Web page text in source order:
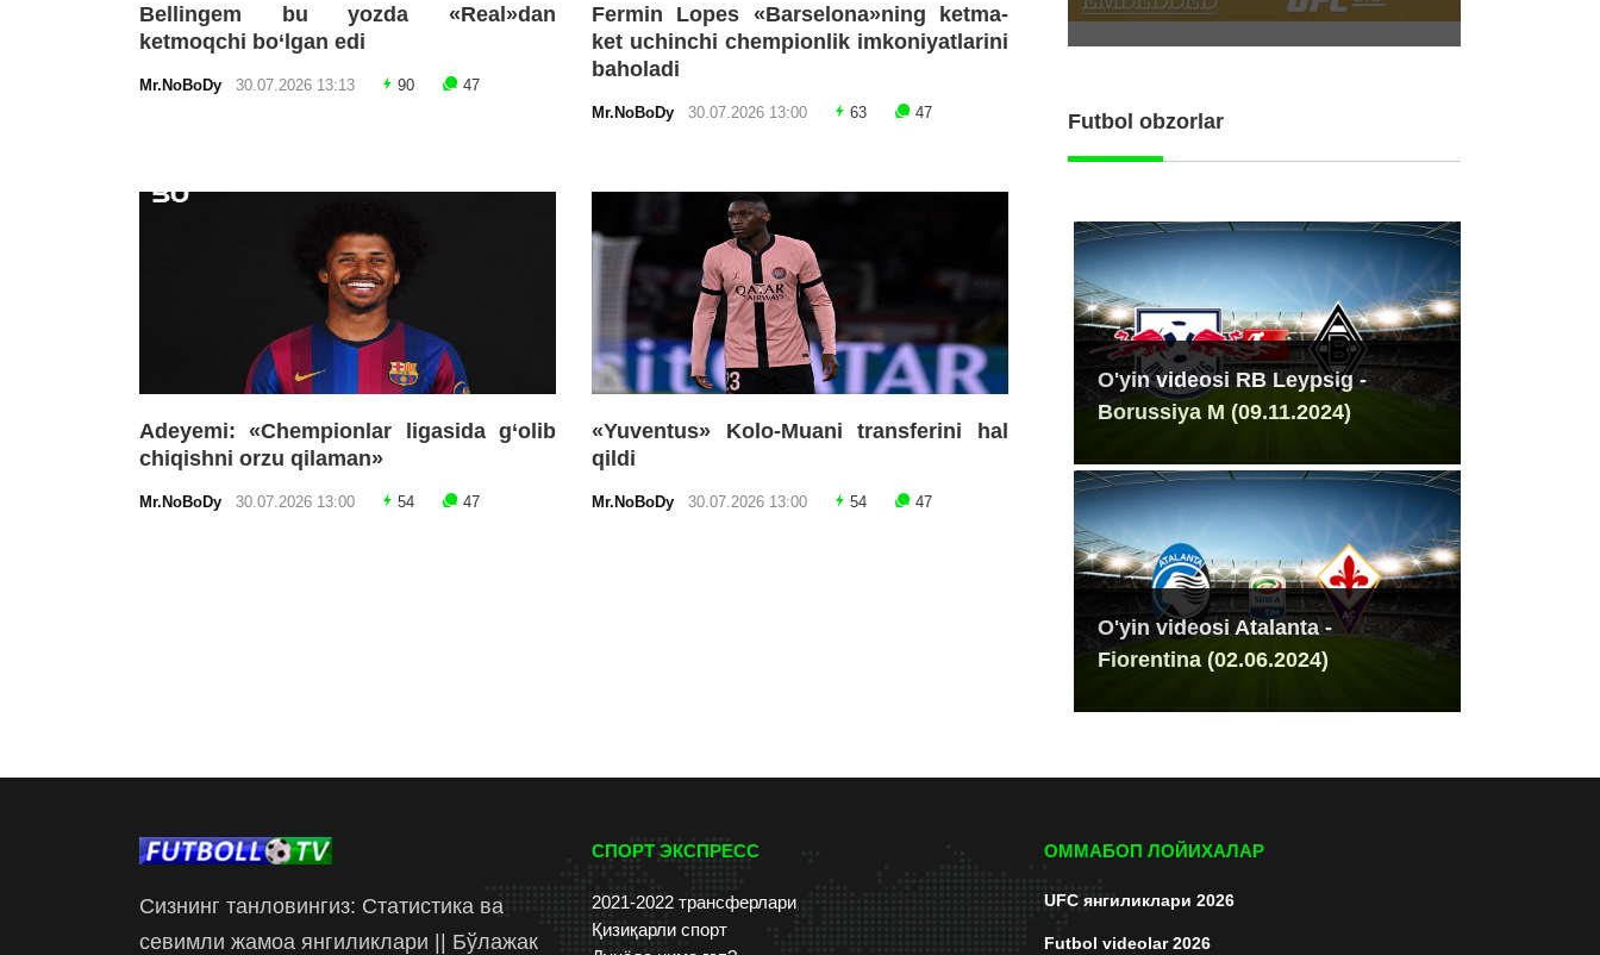
Bellingem bu yozda «Real»dan
ketmoqchi bo‘lgan edi
Mr.NoBoDy 30.07.2026 13:13 90 47
Fermin Lopes «Barselona»ning ketma-
ket uchinchi chempionlik imkoniyatlarini
baholadi
Mr.NoBoDy 30.07.2026 13:00 63 47
Adeyemi: «Chempionlar ligasida g‘olib
chiqishni orzu qilaman»
Mr.NoBoDy 30.07.2026 13:00 54 47
«Yuventus» Kolo-Muani transferini hal
qildi
Mr.NoBoDy 30.07.2026 13:00 54 47
Futbol obzorlar
O'yin videosi RB Leypsig -
Borussiya M (09.11.2024)
O'yin videosi Atalanta -
Fiorentina (02.06.2024)
Сизнинг танловингиз: Статистика ва
севимли жамоа янгиликлари || Бўлажак
СПОРТ ЭКСПРЕСС
2021-2022 трансферлари
Қизиқарли спорт
ОММАБОП ЛОЙИХАЛАР
UFC янгиликлари 2026
Futbol videolar 2026